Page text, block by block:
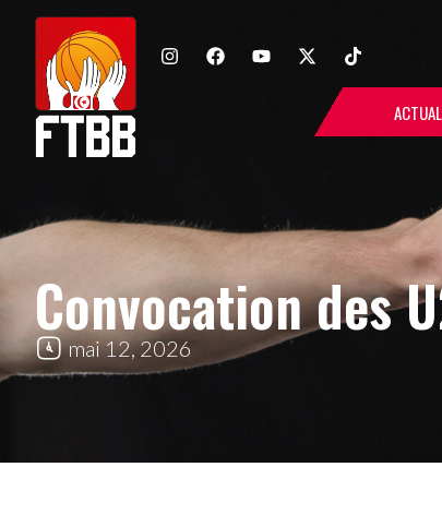
Convocation des
mai 12, 2026